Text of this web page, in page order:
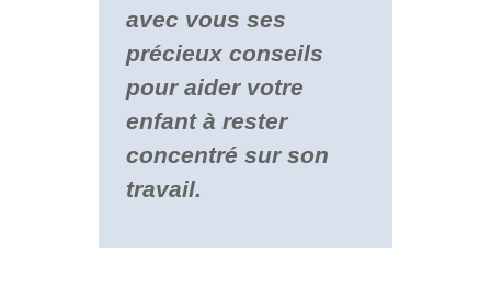
avec vous ses
précieux conseils
pour aider votre
enfant à rester
concentré sur son
travail.